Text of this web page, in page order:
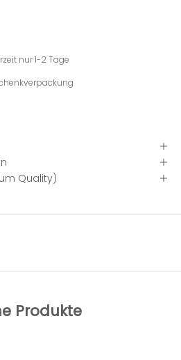
nur 1-2 Tage
Quality)
Produkte